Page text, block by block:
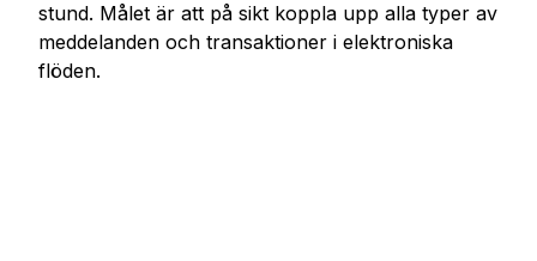
stund. Målet är att på sikt koppla upp alla typer av
meddelanden och transaktioner i elektroniska
flöden.